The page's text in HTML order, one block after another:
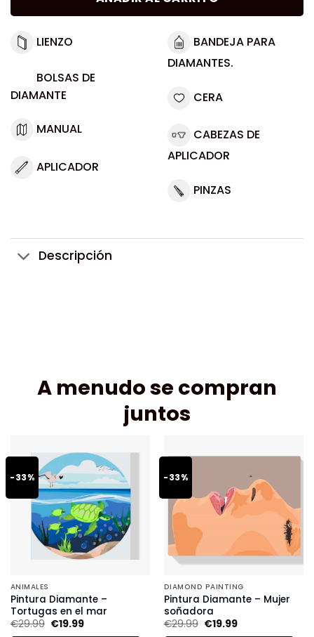
LIENZO
BOLSAS DE
DIAMANTE
MANUAL
APLICADOR
BANDEJA PARA
DIAMANTES.
CERA
CABEZAS DE
APLICADOR
PINZAS
Descripción
A menudo se compran
juntos
-33%
ANIMALES
Pintura Diamante –
Tortugas en el mar
€29.99 €19.99
-33%
DIAMOND PAINTING
Pintura Diamante – Mujer
soñadora
€29.99 €19.99